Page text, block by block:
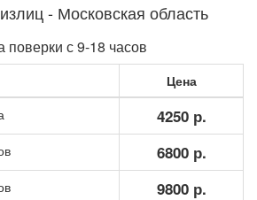
- Московская область
поверки с 9-18 часов
Цена
4250 р.
6800 р.
9800 р.